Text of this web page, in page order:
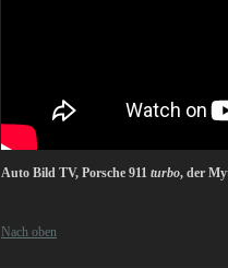
Auto Bild TV, Porsche 911 turbo, der
Nach oben